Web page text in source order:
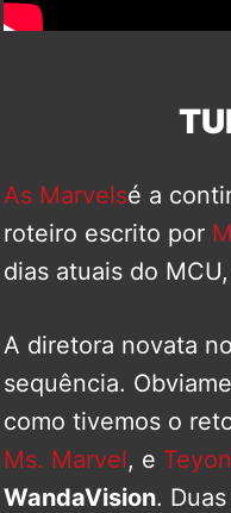
As Marvelsé a
roteiro escrito por
dias atuais do
A diretora novata
sequência.
como tivemos o
Ms. Marvel, e
WandaVision.